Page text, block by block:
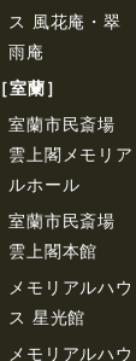
ス 風花庵・翠
雨庵
［室蘭］
室蘭市民斎場
雲上閣メモリア
ルホール
室蘭市民斎場
雲上閣本館
メモリアルハウ
ス 星光館
メモリアルハウ